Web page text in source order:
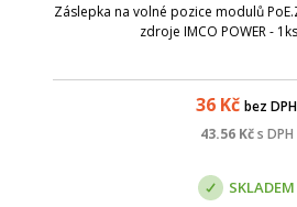
Záslepka na volné pozice modulů
zdroje IMCO POWER -
36 Kč bez DPH
43.56Kč s DPH
SKLADEM